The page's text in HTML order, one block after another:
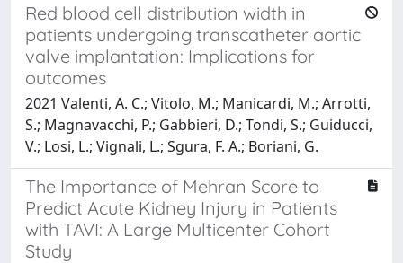
Red blood cell distribution width in
patients undergoing transcatheter aortic
valve implantation: Implications for
outcomes
2021 Valenti, A. C.; Vitolo, M.; Manicardi, M.; Arrotti,
S.; Magnavacchi, P.; Gabbieri, D.; Tondi, S.; Guiducci,
V.; Losi, L.; Vignali, L.; Sgura, F. A.; Boriani, G.
The Importance of Mehran Score to
Predict Acute Kidney Injury in Patients
with TAVI: A Large Multicenter Cohort
Study